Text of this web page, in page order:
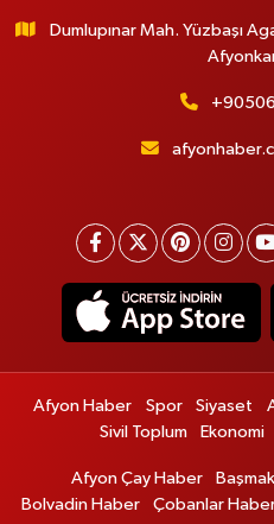
Dumlupınar Mah. Yüzbaşı
Afyon Haber Spor Siyaset
Sivil Toplum
Ekonomi
Afyon Çay Haber
Bolvadin Haber
Çobanlar